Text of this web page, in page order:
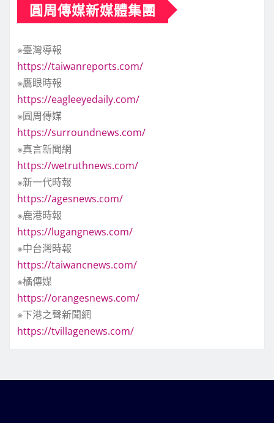
圓周傳媒新媒體集團
※臺灣導報
https://taiwanreports.com/
※鷹眼時報
https://eagleeyedaily.com/
※圓周傳媒
https://surroundnews.com/
※真言新聞網
https://wetruthnews.com/
※新一代時報
https://agesnews.com/
※鹿港時報
https://lugangnews.com/
※中台灣時報
https://taiwancnews.com/
※橘傳媒
https://orangesnews.com/
※下港之聲新聞網
https://tvillagenews.com/